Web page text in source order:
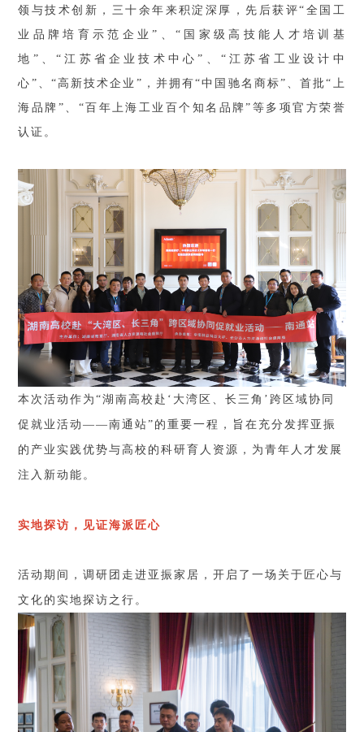
领与技术创新，三十余年来积淀深厚，先后获评“全国工
业品牌培育示范企业”、“国家级高技能人才培训基
地”、“江苏省企业技术中心”、“江苏省工业设计中
心”、“高新技术企业”，并拥有“中国驰名商标”、首批“上
海品牌”、“百年上海工业百个知名品牌”等多项官方荣誉
认证。
本次活动作为“湖南高校赴‘大湾区、长三角’跨区域协同
促就业活动——南通站”的重要一程，旨在充分发挥亚振
的产业实践优势与高校的科研育人资源，为青年人才发展
注入新动能。
实地探访，见证海派匠心
活动期间，调研团走进亚振家居，开启了一场关于匠心与
文化的实地探访之行。